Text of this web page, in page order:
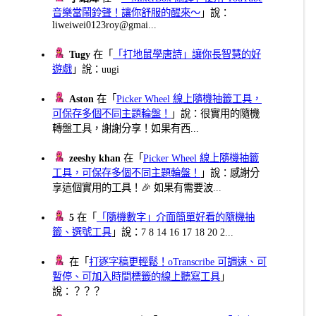
音樂當鬧鈴聲！讓你舒服的醒來～ 」說：
liweiwei0123roy@gmai...
Tugy 在「
「打地鼠學唐詩」讓你長智慧的好
遊戲 」說：uugi
Aston 在「Picker Wheel 線上隨機抽籤工具，
可保存多個不同主題輪盤！
」說：很實用的隨機
轉盤工具，謝謝分享！如果有西...
zeeshy khan 在「Picker Wheel 線上隨機抽籤
工具，可保存多個不同主題輪盤！
」說：感謝分
享這個實用的工具！🎉 如果有需要波...
5 在「
「隨機數字」介面簡單好看的隨機抽
籤、選號工具 」說：7 8 14 16 17 18 20 2...
在「打逐字稿更輕鬆！oTranscribe 可調速、可
暫停、可加入時間標籤的線上聽寫工具 」
說：？？？